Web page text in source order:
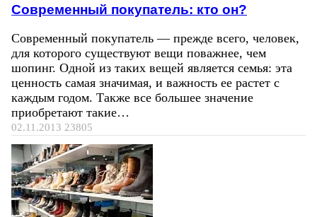
Современный покупатель: кто он?
Современный покупатель — прежде всего, человек,
для которого существуют вещи поважнее, чем
шопинг. Одной из таких вещей является семья: эта
ценность самая значимая, и важность ее растет с
каждым годом. Также все большее значение
приобретают такие…
02.11.2013 23805